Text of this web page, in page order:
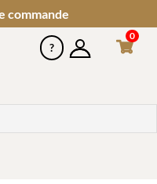
commande
0